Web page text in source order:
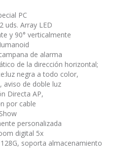
PC
uds. Array LED
y 90° verticalmente
de alarma
de la dirección horizontal;
negra a todo color,
aviso de doble luz
Directa AP,
por cable
personalizada
digital 5x
soporta almacenamiento